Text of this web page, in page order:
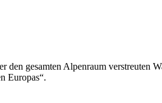
gesamten Alpenraum verstreuten
Europas“.